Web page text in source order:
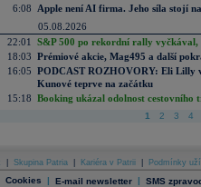
6:08
Apple není AI firma. Jeho síla stojí
05.08.2026
22:01
S&P 500 po rekordní rally vyčkával,
18:03 Prémiové akcie, Mag495 a další
16:05 PODCAST ROZHOVORY: Eli Lilly
Kunové teprve na začátku
15:18 Booking ukázal odolnost cestovního
1 2 3 4
Skupina Patria Kariéra v Patrii Podmínky
Cookies | E-mail newsletter | SMS